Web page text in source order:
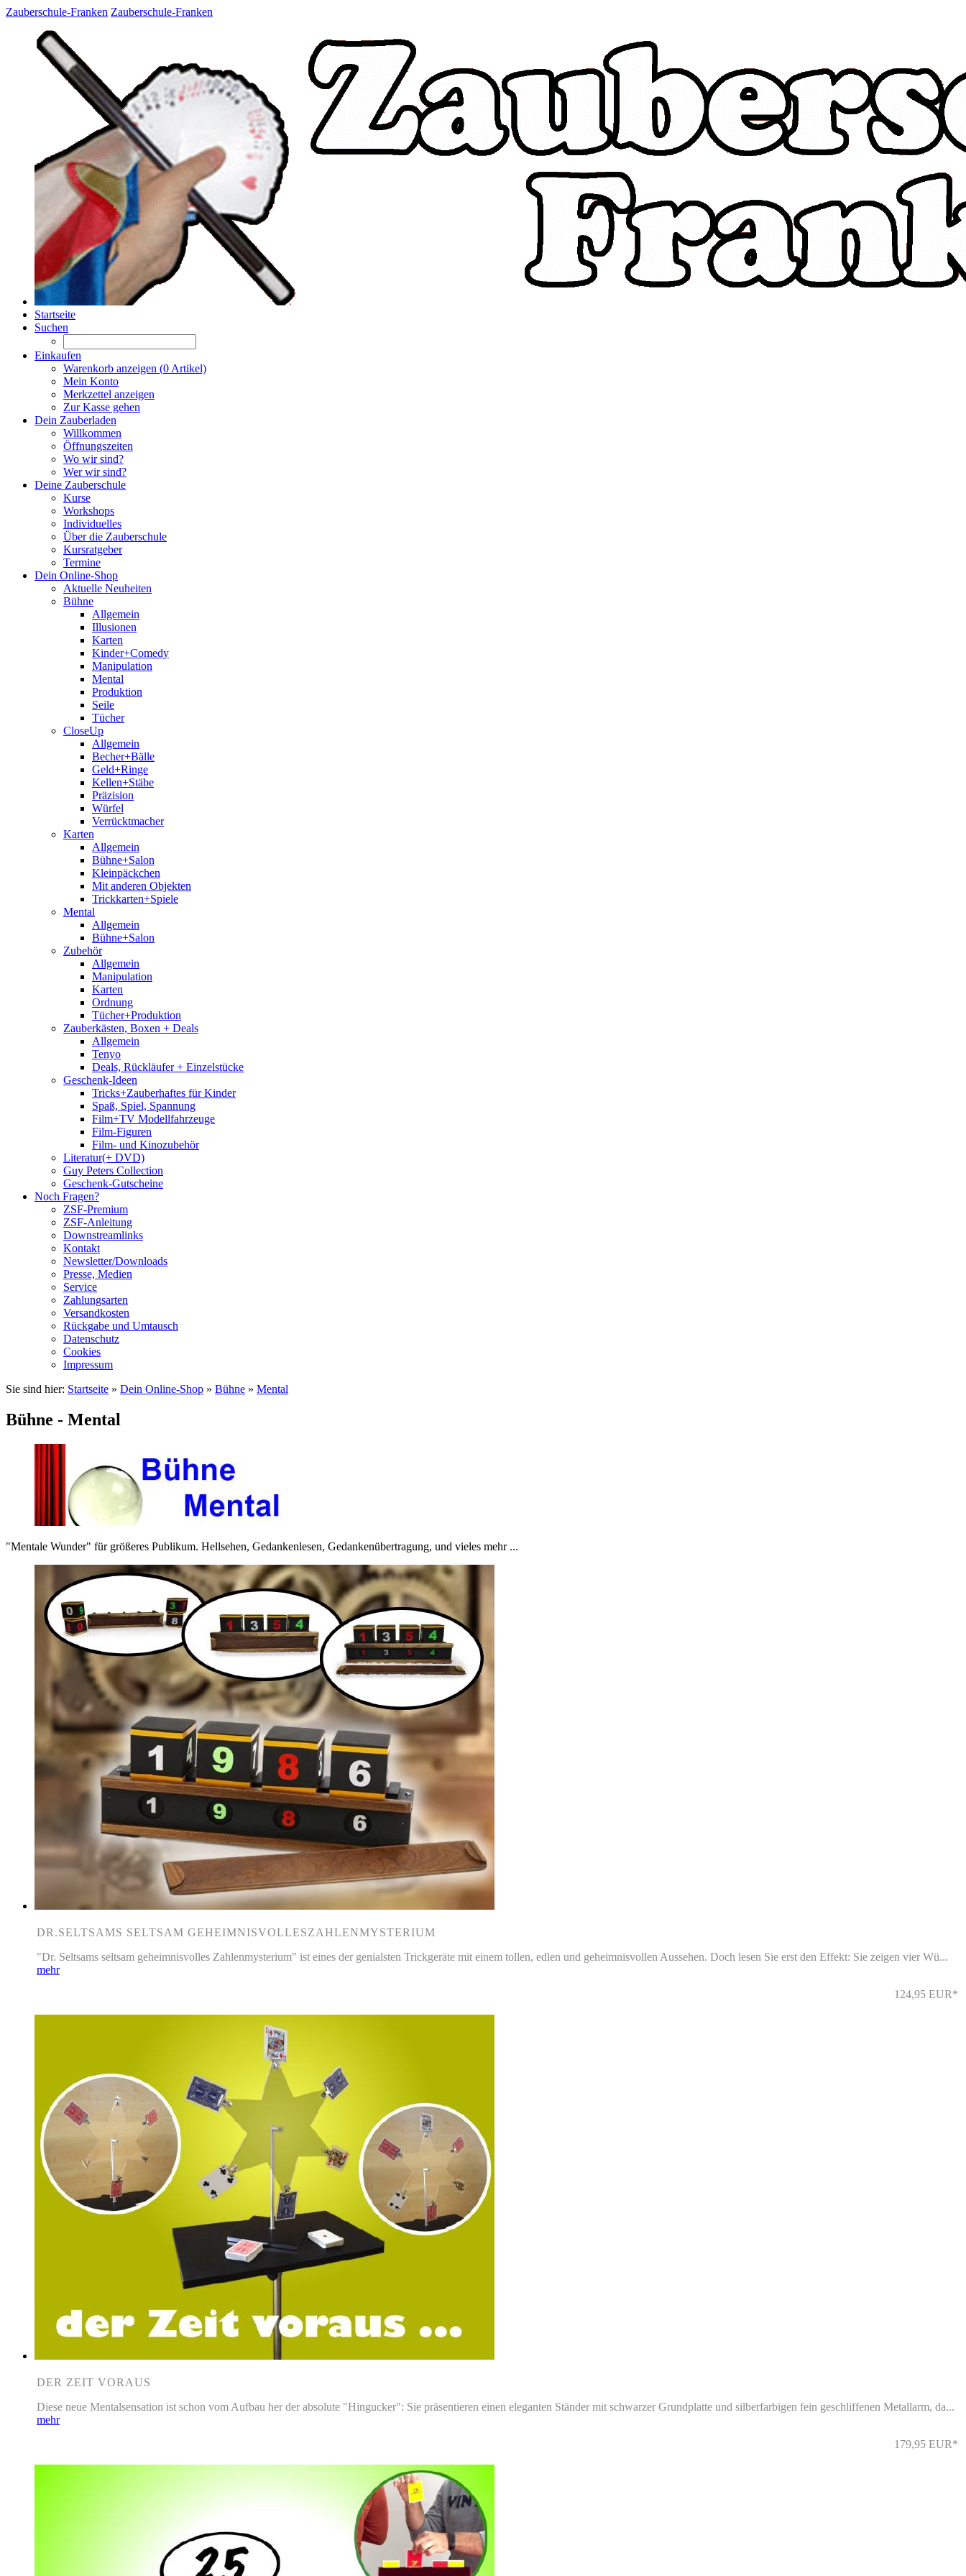
Zauberschule-Franken Zauberschule-Franken
Startseite
Suchen
Einkaufen
Warenkorb anzeigen (0 Artikel)
Mein Konto
Merkzettel anzeigen
Zur Kasse gehen
Dein Zauberladen
Willkommen
Öffnungszeiten
Wo wir sind?
Wer wir sind?
Deine Zauberschule
Kurse
Workshops
Individuelles
Über die Zauberschule
Kursratgeber
Termine
Dein Online-Shop
Aktuelle Neuheiten
Bühne
Allgemein
Illusionen
Karten
Kinder+Comedy
Manipulation
Mental
Produktion
Seile
Tücher
CloseUp
Allgemein
Becher+Bälle
Geld+Ringe
Kellen+Stäbe
Präzision
Würfel
Verrücktmacher
Karten
Allgemein
Bühne+Salon
Kleinpäckchen
Mit anderen Objekten
Trickkarten+Spiele
Mental
Allgemein
Bühne+Salon
Zubehör
Allgemein
Manipulation
Karten
Ordnung
Tücher+Produktion
Zauberkästen, Boxen + Deals
Allgemein
Tenyo
Deals, Rückläufer + Einzelstücke
Geschenk-Ideen
Tricks+Zauberhaftes für Kinder
Spaß, Spiel, Spannung
Film+TV Modellfahrzeuge
Film-Figuren
Film- und Kinozubehör
Literatur(+ DVD)
Guy Peters Collection
Geschenk-Gutscheine
Noch Fragen?
ZSF-Premium
ZSF-Anleitung
Downstreamlinks
Kontakt
Newsletter/Downloads
Presse, Medien
Service
Zahlungsarten
Versandkosten
Rückgabe und Umtausch
Datenschutz
Cookies
Impressum
Sie sind hier: Startseite » Dein Online-Shop » Bühne » Mental
Bühne - Mental
"Mentale Wunder" für größeres Publikum. Hellsehen, Gedankenlesen, Gedankenübertragung, und vieles mehr ...
DR.SELTSAMS SELTSAM GEHEIMNISVOLLESZAHLENMYSTERIUM
"Dr. Seltsams seltsam geheimnisvolles Zahlenmysterium" ist eines der genialsten Trickgeräte mit einem tollen, edlen und geheimnisvollen Aussehen. Doch lesen Sie erst den Effekt: Sie zeigen vier Wü...
mehr
124,95 EUR*
DER ZEIT VORAUS
Diese neue Mentalsensation ist schon vom Aufbau her der absolute "Hingucker": Sie präsentieren einen eleganten Ständer mit schwarzer Grundplatte und silberfarbigen fein geschliffenen Metallarm, da...
mehr
179,95 EUR*